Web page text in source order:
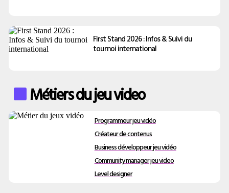
First Stand 2026 : Infos & Suivi du
tournoi international
Métiers du jeu video
Programmeur jeu vidéo
Créateur de contenus
Business développeur jeu vidéo
Community manager jeu video
Level designer